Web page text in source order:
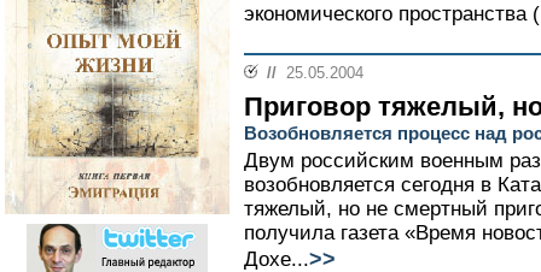
экономического
// 25.05.2004
Приговор тяжелый,
Возобновляется процесс над
Двум российским военным
возобновляется сегодня в
тяжелый, но не смертный
получила газета «Время
Дохе...>>